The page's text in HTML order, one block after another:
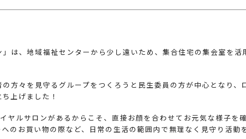
は、地域福祉センターから少し遠いため、集合住宅の集会室を活
方々を見守るグループをつくろうと民生委員の方が中心となり、
上げました！
ヤルサロンがあるからこそ、直接お顔を合わせてお元気な様子を
のお買い物の際など、日常の生活の範囲内で無理なく見守り活動